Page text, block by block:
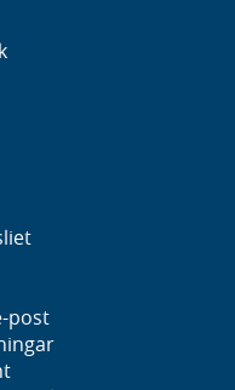
post